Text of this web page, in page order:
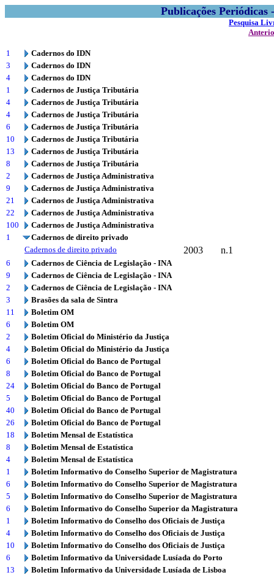
Publicações
Pesquisa
1
Cadernos do IDN
3
Cadernos do IDN
4
Cadernos do IDN
1
Cadernos de Justiça Tributária
4
Cadernos de Justiça Tributária
4
Cadernos de Justiça Tributária
6
Cadernos de Justiça Tributária
10
Cadernos de Justiça Tributária
13
Cadernos de Justiça Tributária
8
Cadernos de Justiça Tributária
2
Cadernos de Justiça Administrativa
9
Cadernos de Justiça Administrativa
21
Cadernos de Justiça Administrativa
22
Cadernos de Justiça Administrativa
100
Cadernos de Justiça Administrativa
1
Cadernos de direito privado
Cadernos de direito privado
2003 n.1
6
Cadernos de Ciência de Legislação - INA
9
Cadernos de Ciência de Legislação - INA
2
Cadernos de Ciência de Legislação - INA
3
Brasões da sala de Sintra
11
Boletim OM
6
Boletim OM
2
Boletim Oficial do Ministério da Justiça
4
Boletim Oficial do Ministério da Justiça
6
Boletim Oficial do Banco de Portugal
8
Boletim Oficial do Banco de Portugal
24
Boletim Oficial do Banco de Portugal
5
Boletim Oficial do Banco de Portugal
40
Boletim Oficial do Banco de Portugal
26
Boletim Oficial do Banco de Portugal
18
Boletim Mensal de Estatística
8
Boletim Mensal de Estatística
4
Boletim Mensal de Estatística
1
Boletim Informativo do Conselho Superior de Magistratura
6
Boletim Informativo do Conselho Superior de Magistratura
5
Boletim Informativo do Conselho Superior de Magistratura
6
Boletim Informativo do Conselho Superior da Magistratura
1
Boletim Informativo do Conselho dos Oficiais de Justiça
4
Boletim Informativo do Conselho dos Oficiais de Justiça
10
Boletim Informativo do Conselho dos Oficiais de Justiça
6
Boletim Informativo da Universidade Lusíada do Porto
13
Boletim Informativo da Universidade Lusíada de Lisboa